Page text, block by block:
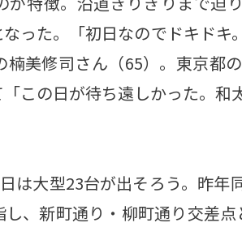
った。「初日なのでドキド
楠美修司さん（65）。東京都
この日が待ち遠しかった。
は大型23台が出そろう。昨年
、新町通り・柳町通り交差